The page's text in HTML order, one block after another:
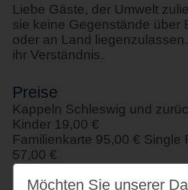
Liebe Gäste, der Umwelt
sie keine Gegenstände über
oder an Land
ihr Verständnis.
Preise
Kappeln Schleswig und
Kinder 19,00 €
Familienkarte 95,00 € Single
57,00 €
Einfache Fahrt 25,00 €
Möchten Sie unserer